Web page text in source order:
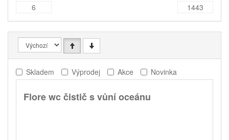
Skladem Výprodej Akce Novinka
Flore wc čistič s vůní oceánu